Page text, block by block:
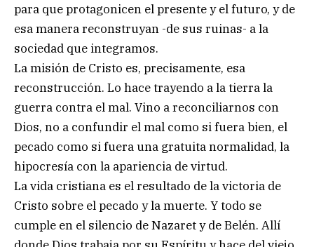
para que protagonicen el presente y el futuro, y de
esa manera reconstruyan -de sus ruinas- a la
sociedad que integramos.
La misión de Cristo es, precisamente, esa
reconstrucción. Lo hace trayendo a la tierra la
guerra contra el mal. Vino a reconciliarnos con
Dios, no a confundir el mal como si fuera bien, el
pecado como si fuera una gratuita normalidad, la
hipocresía con la apariencia de virtud.
La vida cristiana es el resultado de la victoria de
Cristo sobre el pecado y la muerte. Y todo se
cumple en el silencio de Nazaret y de Belén. Allí